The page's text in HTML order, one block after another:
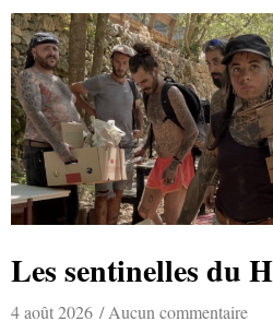
Les sentinelles du
4 août 2026
Aucun commentaire